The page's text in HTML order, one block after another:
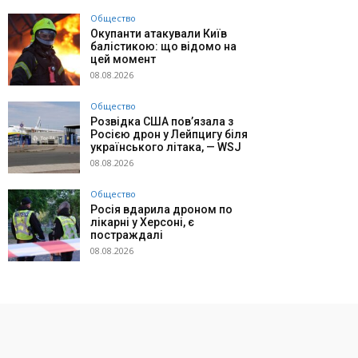
Общество
Окупанти атакували Київ
балістикою: що відомо на
цей момент
08.08.2026
Общество
Розвідка США пов’язала з
Росією дрон у Лейпцигу біля
українського літака, — WSJ
08.08.2026
Общество
Росія вдарила дроном по
лікарні у Херсоні, є
постраждалі
08.08.2026